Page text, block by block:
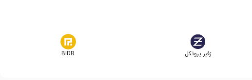
زفیر پروتکل BIDR